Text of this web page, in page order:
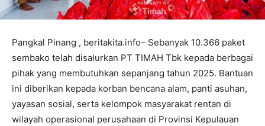
Pangkal Pinang , beritakita.info– Sebanyak 10.366 paket
sembako telah disalurkan PT TIMAH Tbk kepada berbagai
pihak yang membutuhkan sepanjang tahun 2025. Bantuan
ini diberikan kepada korban bencana alam, panti asuhan,
yayasan sosial, serta kelompok masyarakat rentan di
wilayah operasional perusahaan di Provinsi Kepulauan